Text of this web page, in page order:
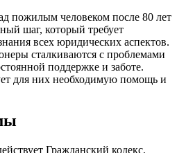
пожилым человеком после 80 лет
шаг, который требует
всех юридических аспектов.
сталкиваются с проблемами
поддержке и заботе.
для них необходимую помощь и
Гражданский кодекс,